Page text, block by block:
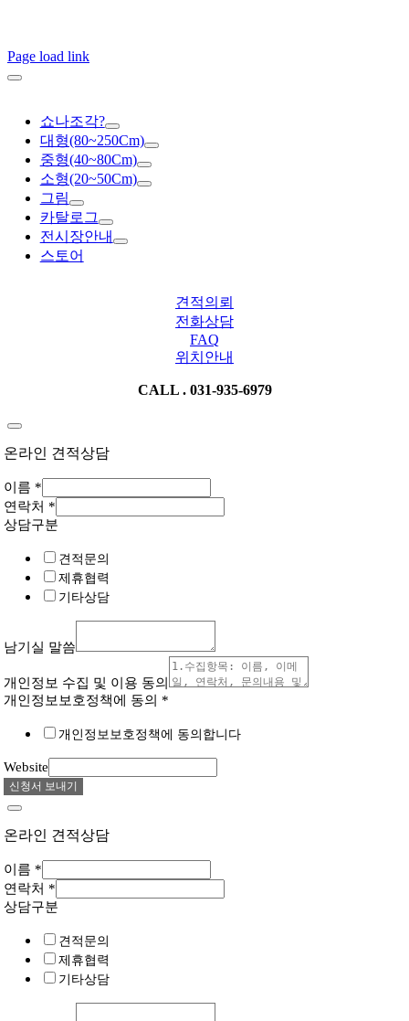
Page load link
쇼나조각?
대형(80~250Cm)
중형(40~80Cm)
소형(20~50Cm)
그림
카탈로그
전시장안내
스토어
견적의뢰
전화상담
FAQ
위치안내
CALL . 031-935-6979
온라인 견적상담
이름 *
연락처 *
상담구분
견적문의
제휴협력
기타상담
남기실 말씀
개인정보 수집 및 이용 동의
개인정보보호정책에 동의 *
개인정보보호정책에 동의합니다
Website
신청서 보내기
온라인 견적상담
이름 *
연락처 *
상담구분
견적문의
제휴협력
기타상담